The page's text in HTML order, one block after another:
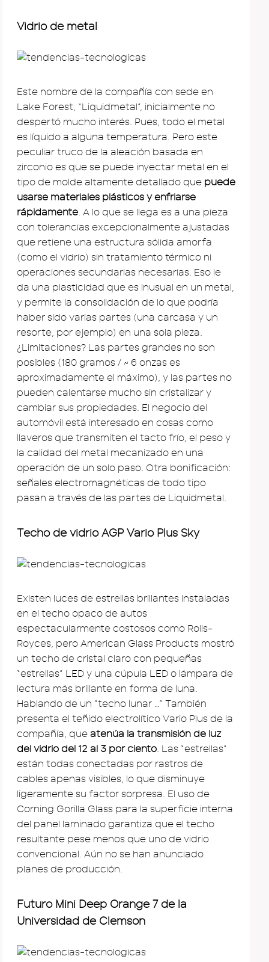
Vidrio de metal
Este nombre de la compañía con sede en
Lake Forest, “Liquidmetal”, inicialmente no
despertó mucho interés. Pues, todo el metal
es líquido a alguna temperatura. Pero este
peculiar truco de la aleación basada en
zirconio es que se puede inyectar metal en el
tipo de molde altamente detallado que puede
usarse materiales plásticos y enfriarse
rápidamente. A lo que se llega es a una pieza
con tolerancias excepcionalmente ajustadas
que retiene una estructura sólida amorfa
(como el vidrio) sin tratamiento térmico ni
operaciones secundarias necesarias. Eso le
da una plasticidad que es inusual en un metal,
y permite la consolidación de lo que podría
haber sido varias partes (una carcasa y un
resorte, por ejemplo) en una sola pieza.
¿Limitaciones? Las partes grandes no son
posibles (180 gramos / ~ 6 onzas es
aproximadamente el máximo), y las partes no
pueden calentarse mucho sin cristalizar y
cambiar sus propiedades. El negocio del
automóvil está interesado en cosas como
llaveros que transmiten el tacto frío, el peso y
la calidad del metal mecanizado en una
operación de un solo paso. Otra bonificación:
señales electromagnéticas de todo tipo
pasan a través de las partes de Liquidmetal.
Techo de vidrio AGP Vario Plus Sky
Existen luces de estrellas brillantes instaladas
en el techo opaco de autos
espectacularmente costosos como Rolls-
Royces, pero American Glass Products mostró
un techo de cristal claro con pequeñas
“estrellas” LED y una cúpula LED o lámpara de
lectura más brillante en forma de luna.
Hablando de un “techo lunar …” También
presenta el teñido electrolítico Vario Plus de la
compañía, que atenúa la transmisión de luz
del vidrio del 12 al 3 por ciento. Las “estrellas”
están todas conectadas por rastros de
cables apenas visibles, lo que disminuye
ligeramente su factor sorpresa. El uso de
Corning Gorilla Glass para la superficie interna
del panel laminado garantiza que el techo
resultante pese menos que uno de vidrio
convencional. Aún no se han anunciado
planes de producción.
Futuro Mini Deep Orange 7 de la
Universidad de Clemson